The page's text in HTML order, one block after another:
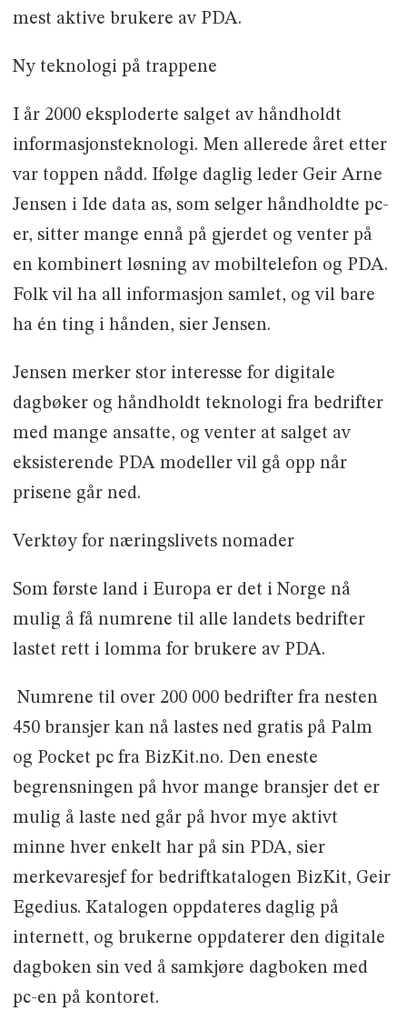
mest aktive brukere av PDA.
Ny teknologi på trappene
I år 2000 eksploderte salget av håndholdt
informasjonsteknologi. Men allerede året etter
var toppen nådd. Ifølge daglig leder Geir Arne
Jensen i Ide data as, som selger håndholdte pc-
er, sitter mange ennå på gjerdet og venter på
en kombinert løsning av mobiltelefon og PDA. 
Folk vil ha all informasjon samlet, og vil bare
ha én ting i hånden, sier Jensen.
Jensen merker stor interesse for digitale
dagbøker og håndholdt teknologi fra bedrifter
med mange ansatte, og venter at salget av
eksisterende PDA modeller vil gå opp når
prisene går ned.
Verktøy for næringslivets nomader
Som første land i Europa er det i Norge nå
mulig å få numrene til alle landets bedrifter
lastet rett i lomma for brukere av PDA.
 Numrene til over 200 000 bedrifter fra nesten
450 bransjer kan nå lastes ned gratis på Palm
og Pocket pc fra BizKit.no. Den eneste
begrensningen på hvor mange bransjer det er
mulig å laste ned går på hvor mye aktivt
minne hver enkelt har på sin PDA, sier
merkevaresjef for bedriftkatalogen BizKit, Geir
Egedius. Katalogen oppdateres daglig på
internett, og brukerne oppdaterer den digitale
dagboken sin ved å samkjøre dagboken med
pc-en på kontoret.